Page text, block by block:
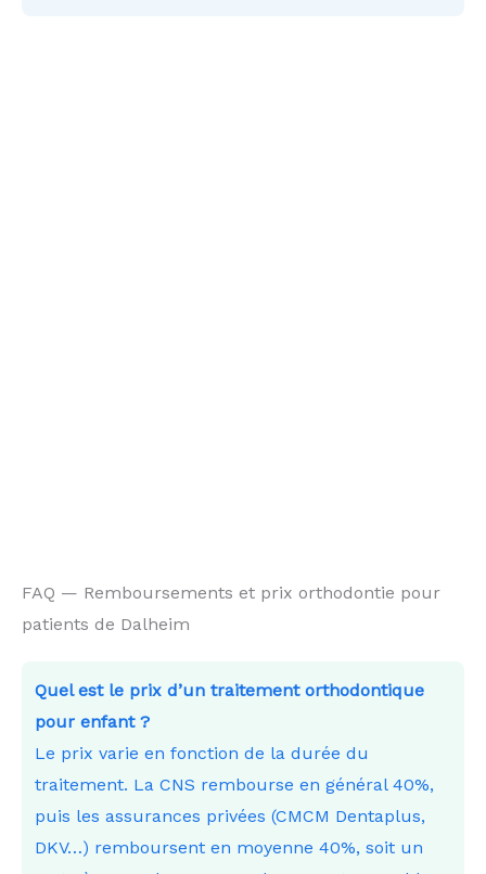
FAQ — Remboursements et prix orthodontie pour
patients de Dalheim
Quel est le prix d’un traitement orthodontique
pour enfant ?
Le prix varie en fonction de la durée du
traitement. La CNS rembourse en général 40%,
puis les assurances privées (CMCM Dentaplus,
DKV…) remboursent en moyenne 40%, soit un